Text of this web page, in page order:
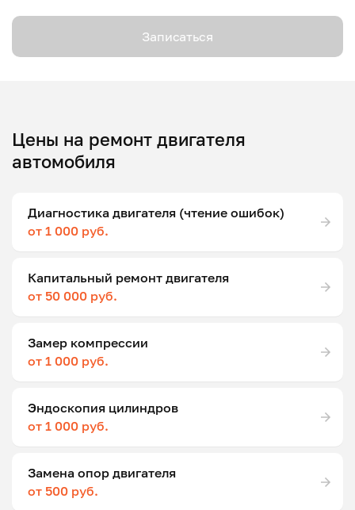
Записаться
Цены на ремонт двигателя
автомобиля
Диагностика двигателя (чтение ошибок)
от 1 000 руб.
Капитальный ремонт двигателя
от 50 000 руб.
Замер компрессии
от 1 000 руб.
Эндоскопия цилиндров
от 1 000 руб.
Замена опор двигателя
от 500 руб.